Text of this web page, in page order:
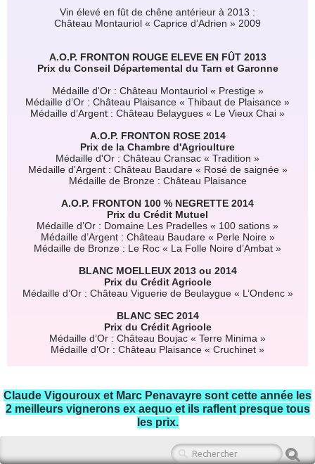
Vin élevé en fût de chêne antérieur à 2013 :
Château Montauriol « Caprice d’Adrien » 2009
A.O.P. FRONTON ROUGE ELEVE EN FÛT 2013
Prix du Conseil Départemental du Tarn et Garonne
Médaille d'Or : Château Montauriol « Prestige »
Médaille d’Or : Château Plaisance « Thibaut de Plaisance »
Médaille d’Argent : Château Belaygues « Le Vieux Chai »
A.O.P. FRONTON ROSE 2014
Prix de la Chambre d'Agriculture
Médaille d'Or : Château Cransac « Tradition »
Médaille d'Argent : Château Baudare « Rosé de saignée »
Médaille de Bronze : Château Plaisance
A.O.P. FRONTON 100 % NEGRETTE 2014
Prix du Crédit Mutuel
Médaille d’Or : Domaine Les Pradelles « 100 sations »
Médaille d’Argent : Château Baudare « Perle Noire »
Médaille de Bronze : Le Roc « La Folle Noire d’Ambat »
BLANC MOELLEUX 2013 ou 2014
Prix du Crédit Agricole
Médaille d’Or : Château Viguerie de Beulaygue « L’Ondenc »
BLANC SEC 2014
Prix du Crédit Agricole
Médaille d’Or : Château Boujac « Terre Minima »
Médaille d’Or : Château Plaisance « Cruchinet »
Claude Vigouroux et Marc Penavayre sont cette année les
2 meilleurs vignerons ex aequo et ils raflent presque tous
les prix.